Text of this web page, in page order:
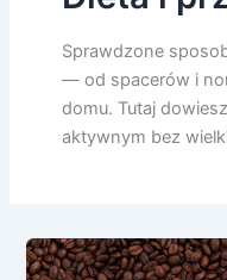
Sprawdzone
— od spacerów i
domu. Tutaj
aktywnym bez